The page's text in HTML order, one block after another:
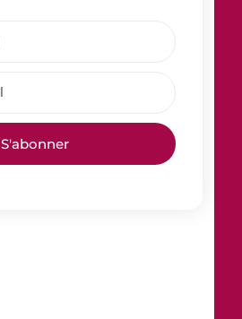
S'abonner